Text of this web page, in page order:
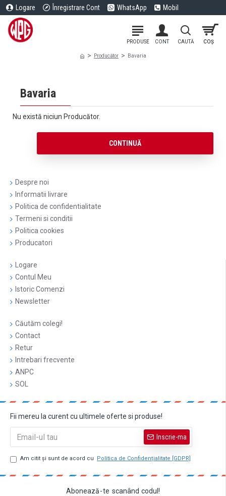
Logare Înregistrare Cont WhatsApp Mobil
Producător Bavaria
Bavaria
Nu există niciun Producător.
CONTINUĂ
Despre noi
Informatii livrare
Politica de confidentialitate
Termeni si conditii
Politica cookies
Producatori
Logare
Contul Meu
Istoric Comenzi
Newsletter
Căutăm colegi!
Contact
Retur
Intrebari frecvente
ANPC
SOL
Fii mereu la curent cu ultimele oferte si produse!
Inscrie-ma
Am citit şi sunt de acord cu Politica de Confidențialitate [GDPR]
Abonează-te scanând codul!